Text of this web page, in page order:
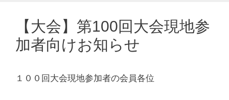
【大会】第100回大会現地参
加者向けお知らせ
１００回大会現地参加者の会員各位